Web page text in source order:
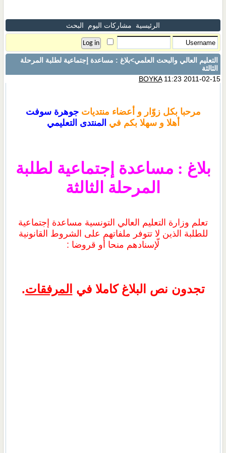
الرئيسية مشاركات اليوم البحث
التعليم العالي والبحث العلمي>بلاغ : مساعدة إجتماعية لطلبة المرحلة
الثالثة
BOYKA11:23 2011-02-15
مرحبا بكل زوّار و أعضاء منتديات جوهرة سوفت
أهلا و سهلا بكم في المنتدى التعليمي
بلاغ : مساعدة إجتماعية لطلبة
المرحلة الثالثة
تعلم وزارة التعليم العالي التونسية مساعدة إجتماعية
للطلبة الذين لا تتوفر ملفاتهم على الشروط القانونية
لّإسنادهم منحا أو قروضا :
تجدون نص البلاغ كاملا في المرفقات.